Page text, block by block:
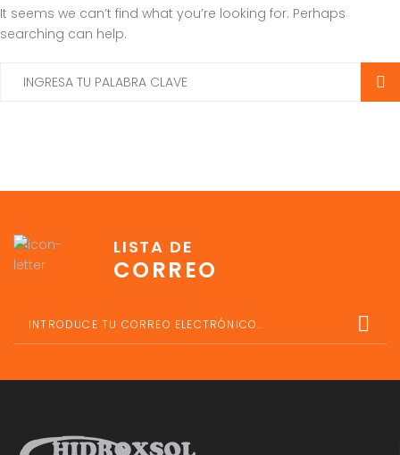
It seems we can’t find what you’re looking for. Perhaps
searching can help.
LISTA DE
CORREO